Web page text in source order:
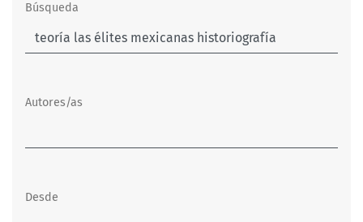
Búsqueda
Autores/as
Desde